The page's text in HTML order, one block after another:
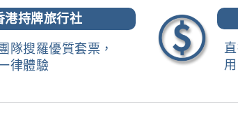
港持牌旅行社
隊搜羅優質套票，
律體驗